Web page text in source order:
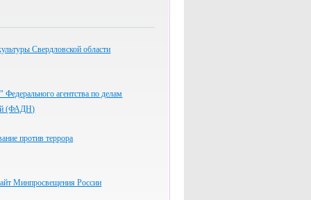
Свердловской области
Федерального агентства по делам
(ФАДН)
против террора
Минпросвещения России